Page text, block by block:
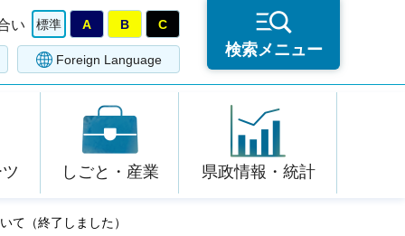
い 標準 A B C
Foreign Language
検索メニュー
しごと・産業 県政情報・統計
て（終了しました）